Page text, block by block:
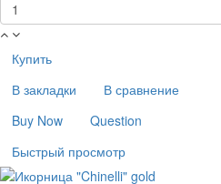
Купить
В закладки
В сравнение
Buy Now
Question
Быстрый просмотр